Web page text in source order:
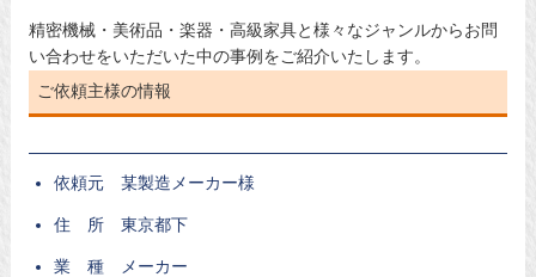
精密機械・美術品・楽器・高級家具と様々なジャンルからお問
い合わせをいただいた中の事例をご紹介いたします。
ご依頼主様の情報
依頼元 某製造メーカー様
住 所 東京都下
業 種 メーカー